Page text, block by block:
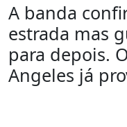
A banda
estrada mas
para depois.
Angeles já